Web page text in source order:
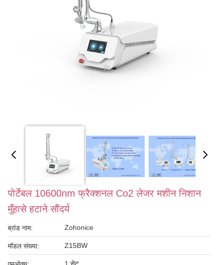
पोर्टेबल 10600nm फ्रैक्शनल Co2 लेजर मशीन निशान
मुँहासे हटाने सौंदर्य
ब्रांड नाम: Zohonice
मॉडल संख्या: Z15BW